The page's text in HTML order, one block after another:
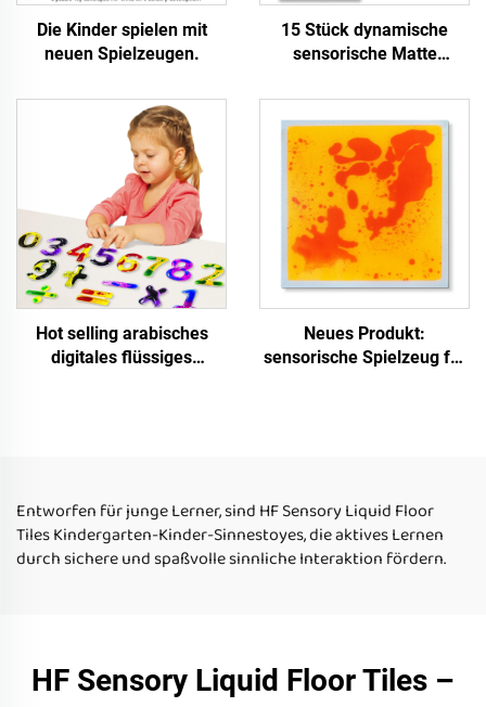
Die Kinder spielen mit
neuen Spielzeugen.
15 Stück dynamische
sensorische Matte
runde Ecke Klavierknöpfe
Lava 15 Farben Treppe
flüssige Bodenfliesen Set
Hot selling arabisches
digitales flüssiges
Neues Produkt:
sensorische Spielzeug für
Entworfen für junge Lerner, sind HF Sensory Liquid Floor
Tiles Kindergarten-Kinder-Sinnestoyes, die aktives Lernen
durch sichere und spaßvolle sinnliche Interaktion fördern.
HF Sensory Liquid Floor Tiles –